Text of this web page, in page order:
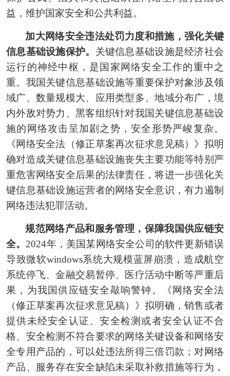
益，维护国家安全和公共利益。
加大网络安全违法处罚力度和措施，强化关键
信息基础设施保护。 关键信息基础设施是经济社会
运行的神经中枢，是国家网络安全工作的重中之
重。我国关键信息基础设施等重要保护对象涉及领
域广、数量规模大、应用类型多、地域分布广，境
内外敌对势力、黑客组织针对我国关键信息基础设
施的网络攻击呈加剧之势，安全形势严峻复杂。
《网络安全法（修正草案再次征求意见稿）》拟明
确对造成关键信息基础设施丧失主要功能等特别严
重危害网络安全后果的法律责任，将进一步强化关
键信息基础设施运营者的网络安全意识，有力遏制
网络违法犯罪活动。
规范网络产品和服务管理，保障我国供应链安
全。 2024年，美国某网络安全公司的软件更新错误
导致微软windows系统大规模蓝屏崩溃，造成航空
系统停飞、金融交易暂停、医疗活动中断等严重后
果，为我国供应链安全敲响警钟。《网络安全法
（修正草案再次征求意见稿）》拟明确，销售或者
提供未经安全认证、安全检测或者安全认证不合
格、安全检测不符合要求的网络关键设备和网络安
全专用产品的，可以处违法所得三倍罚款；对网络
产品、服务存在安全缺陷未采取补救措施等行为，